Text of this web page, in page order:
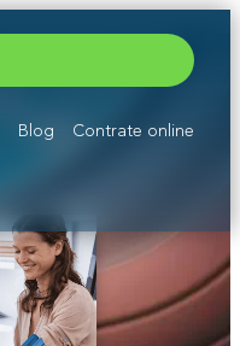
Blog Contrate online